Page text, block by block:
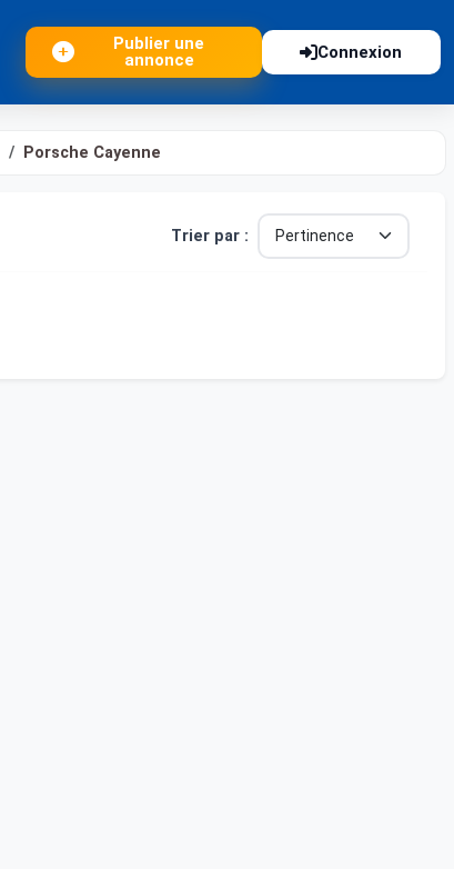
Publier une
annonce
Connexion
Porsche Cayenne
Trier par :